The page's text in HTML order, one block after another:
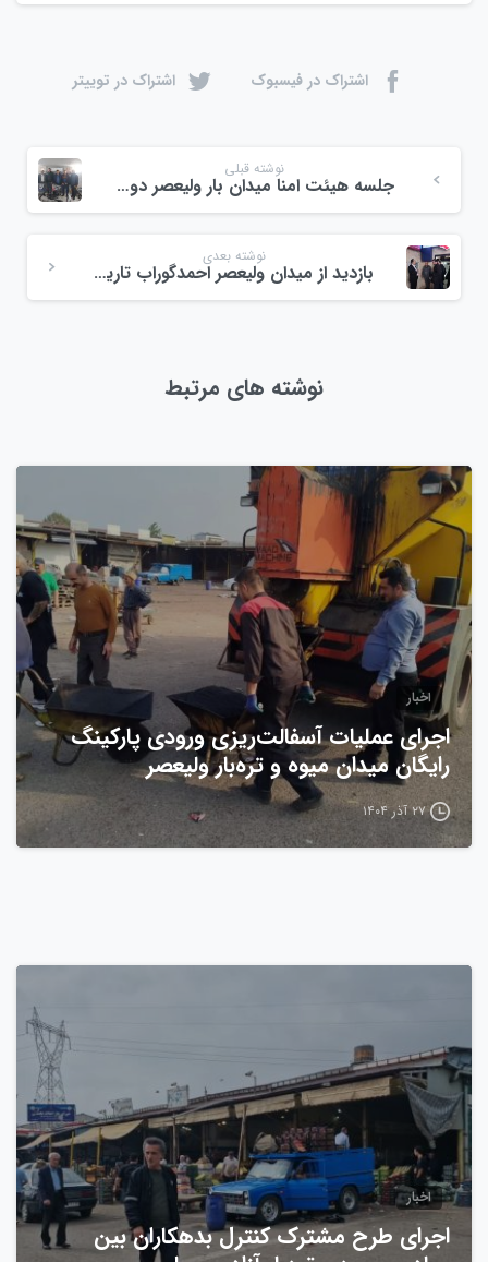
اشتراک در فیسبوک اشتراک در توییتر
نوشته قبلی
جلسه هیئت امنا میدان بار ولیعصر دوازدهم آذرماه ۱۴۰۳
نوشته بعدی
بازدید از میدان ولیعصر احمدگوراب تاریخ بیستم آذرماه ۱۴۰۳
نوشته های مرتبط
اخبار
اجرای عملیات آسفالت‌ریزی ورودی پارکینگ
رایگان میدان میوه و تره‌بار ولیعصر
۲۷ آذر ۱۴۰۴
اخبار
اجرای طرح مشترک کنترل بدهکاران بین